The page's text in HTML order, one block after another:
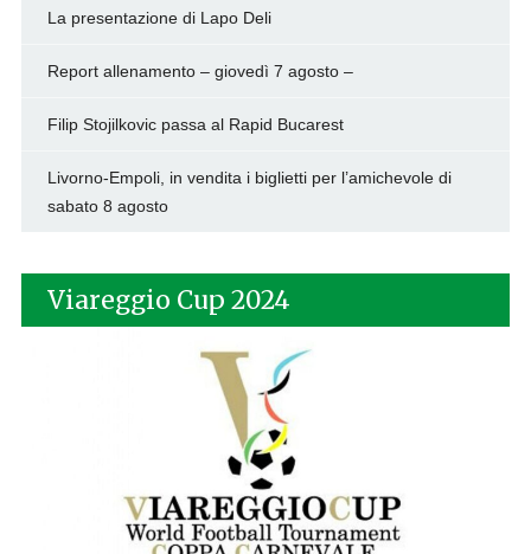
La presentazione di Lapo Deli
Report allenamento – giovedì 7 agosto –
Filip Stojilkovic passa al Rapid Bucarest
Livorno-Empoli, in vendita i biglietti per l’amichevole di
sabato 8 agosto
Viareggio Cup 2024